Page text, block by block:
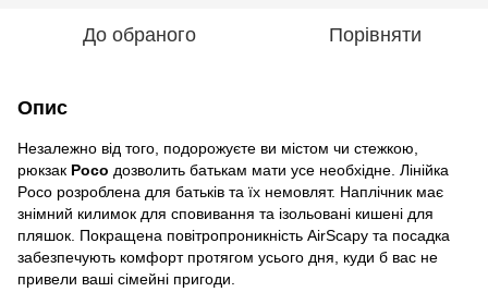
До обраного Порівняти
Опис
Незалежно від того, подорожуєте ви містом чи стежкою,
рюкзак Poco дозволить батькам мати усе необхідне. Лінійка
Poco розроблена для батьків та їх немовлят. Наплічник має
знімний килимок для сповивання та ізольовані кишені для
пляшок. Покращена повітропроникність AirScapу та посадка
забезпечують комфорт протягом усього дня, куди б вас не
привели ваші сімейні пригоди.